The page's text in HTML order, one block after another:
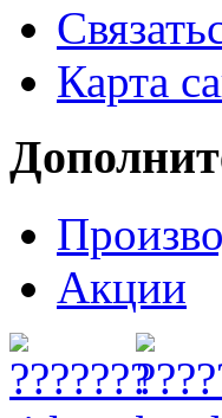
Карта
Акции